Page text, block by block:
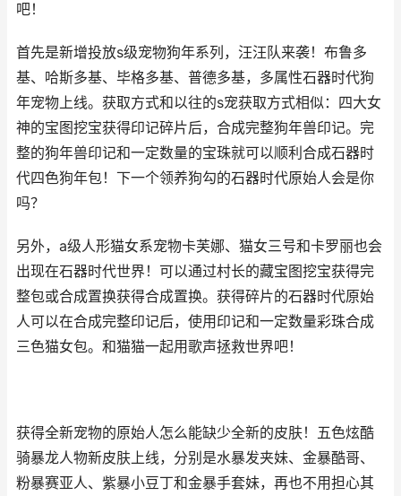
吧！
首先是新增投放s级宠物狗年系列，汪汪队来袭！布鲁多
基、哈斯多基、毕格多基、普德多基，多属性石器时代狗
年宠物上线。获取方式和以往的s宠获取方式相似：四大女
神的宝图挖宝获得印记碎片后，合成完整狗年兽印记。完
整的狗年兽印记和一定数量的宝珠就可以顺利合成石器时
代四色狗年包！下一个领养狗勾的石器时代原始人会是你
吗？
另外，a级人形猫女系宠物卡芙娜、猫女三号和卡罗丽也会
出现在石器时代世界！可以通过村长的藏宝图挖宝获得完
整包或合成置换获得合成置换。获得碎片的石器时代原始
人可以在合成完整印记后，使用印记和一定数量彩珠合成
三色猫女包。和猫猫一起用歌声拯救世界吧！
获得全新宠物的原始人怎么能缺少全新的皮肤！五色炫酷
骑暴龙人物新皮肤上线，分别是水暴发夹妹、金暴酷哥、
粉暴赛亚人、紫暴小豆丁和金暴手套妹，再也不用担心其